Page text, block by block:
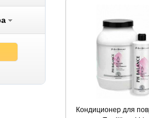
Кондиционер для